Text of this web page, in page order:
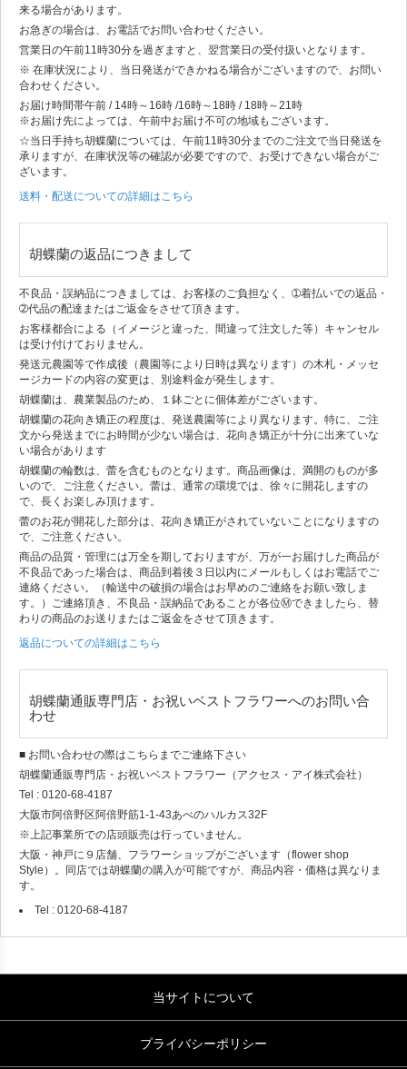
来る場合があります。
お急ぎの場合は、お電話でお問い合わせください。
営業日の午前11時30分を過ぎますと、翌営業日の受付扱いとなります。
※ 在庫状況により、当日発送ができかねる場合がございますので、お問い
合わせください。
お届け時間帯午前 / 14時～16時 /16時～18時 / 18時～21時
※お届け先によっては、午前中お届け不可の地域もございます。
☆当日手持ち胡蝶蘭については、午前11時30分までのご注文で当日発送を
承りますが、在庫状況等の確認が必要ですので、お受けできない場合がご
ざいます。
送料・配送についての詳細はこちら
胡蝶蘭の返品につきまして
不良品・誤納品につきましては、お客様のご負担なく、➀着払いでの返品・
➁代品の配達またはご返金をさせて頂きます。
お客様都合による（イメージと違った、間違って注文した等）キャンセル
は受け付けておりません。
発送元農園等で作成後（農園等により日時は異なります）の木札・メッセ
ージカードの内容の変更は、別途料金が発生します。
胡蝶蘭は、農業製品のため、１鉢ごとに個体差がございます。
胡蝶蘭の花向き矯正の程度は、発送農園等により異なります。特に、ご注
文から発送までにお時間が少ない場合は、花向き矯正が十分に出来ていな
い場合があります
胡蝶蘭の輪数は、蕾を含むものとなります。商品画像は、満開のものが多
いので、ご注意ください。蕾は、通常の環境では、徐々に開花しますの
で、長くお楽しみ頂けます。
蕾のお花が開花した部分は、花向き矯正がされていないことになりますの
で、ご注意ください。
商品の品質・管理には万全を期しておりますが、万が一お届けした商品が
不良品であった場合は、商品到着後３日以内にメールもしくはお電話でご
連絡ください。（輸送中の破損の場合はお早めのご連絡をお願い致しま
す。）ご連絡頂き、不良品・誤納品であることが各位Ⓜできましたら、替
わりの商品のお送りまたはご返金をさせて頂きます。
返品についての詳細はこちら
胡蝶蘭通販専門店・お祝いベストフラワーへのお問い合
わせ
■ お問い合わせの際はこちらまでご連絡下さい
胡蝶蘭通販専門店・お祝いベストフラワー（アクセス・アイ株式会社）
Tel : 0120-68-4187
大阪市阿倍野区阿倍野筋1-1-43あべのハルカス32F
※上記事業所での店頭販売は行っていません。
大阪・神戸に９店舗、フラワーショップがございます（flower shop
Style）。同店では胡蝶蘭の購入が可能ですが、商品内容・価格は異なりま
す。
Tel : 0120-68-4187
当サイトについて
プライバシーポリシー